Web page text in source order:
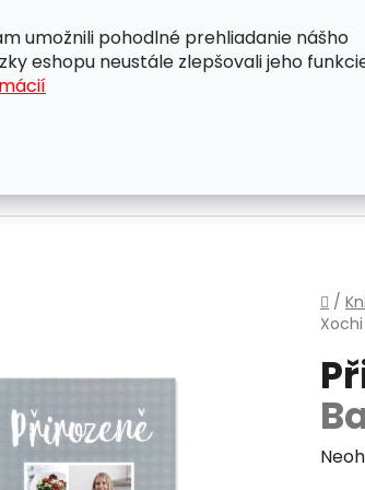
umožnili pohodlné prehliadanie nášho
eshopu neustále zlepšovali jeho
PODMIENKY OCHRANA OSOBNÝCH
/